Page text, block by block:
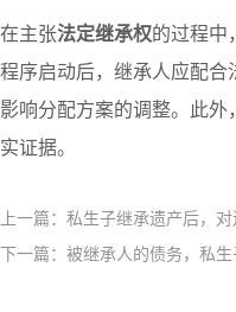
在主张法定继承权的过程中，
程序启动后，继承人应配
影响分配方案的调整。此
实证据。
上一篇：私生子继承遗产后，
下一篇：被继承人的债务，私